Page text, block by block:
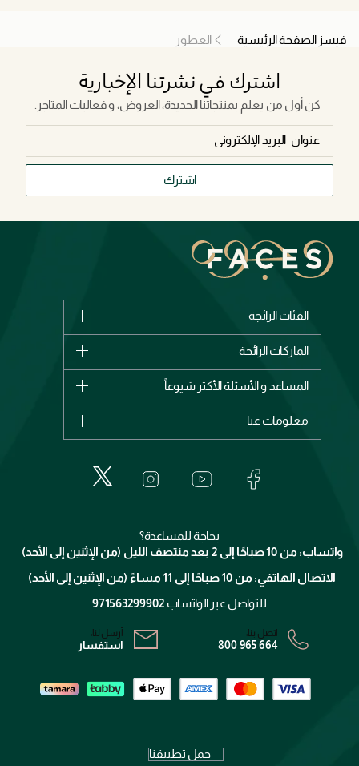
فيسز الصفحة الرئيسية العطور
اشترك في نشرتنا الإخبارية
كن أول من يعلم بمنتجاتنا الجديدة، العروض، و فعاليات المتاجر.
اشترك
الفئات الرائجة
الأكثر مبيعاً
اشترِ بطاقة هدية
الماركات الرائجة
بربري
إيف سان لوران
المساعد و الأسئلة الأكثر شيوعاً
الإرجاع
معلومات عنا
خدمات المعارض
برنامج الولاء ميوز
الشروط و الأحكام
سياسة الخصوصية
بحاجة للمساعدة؟
واتساب: من 10 صباحًا إلى 2 بعد منتصف الليل (من الإثنين إلى الأحد)
الاتصال الهاتفي: من 10 صباحًا إلى 11 مساءً (من الإثنين إلى الأحد)
للتواصل عبر الواتساب 971563299902
اتصل بنا:
800 965 664
أرسل لنا:
استفسار
حمل تطبيقنا